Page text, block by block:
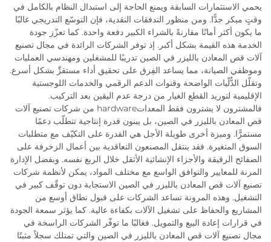
يحمي الاستثمارات السابقة ويمنع الحاجة إلى استبدال النظام بالكامل في
وقتٍ مبكر جدًّا. ومن منظور التدفقات النقدية، فإن التوسّع التدريجي غالبًا
ما يكون أكثر أمانًا مقارنةً بالشراء الكبير دفعة واحدة. كما تعزّز جودة
الخدمة هذه القيمة بشكل أكبر. إذ توفر الشركات الرائدة في مجال تصنيع
آلات قص المعادن بالليزر في الصين تدريبًا للمشغلين ومهندسي العمليات
وموظفي الصيانة، مما يساعد الفِرق على تحقيق أداء مستقرٍّ بشكل أسرع.
وتقلّل الدُّلّيات الواضحة وقنوات الدعم الرقمي والخدمات اللوجستية
الإقليمية لتوريد القطع الغيار من درجة عدم اليقين بعد التركيب.
فالمشترون لا يشترون فقط المعداتhardware من شركات تصنيع آلات
قص المعادن بالليزر في الصين، بل يبنون قدرة إنتاجية تتطلّب دعمًا
مستمرًّا. وميزة أخرى طويلة الأجل هي القدرة على التكيّف مع متطلبات
السوق المتغيرة. فقد ينتقل المصنعون التعاقدية بين أعمال الزخرفة على
الصفائح الرقيقة والأجزاء الإنشائية الأثقل خلال الربع نفسه. وبفضل الإدارة
المرنة للمعايير والتوافق الواسع مع مختلف المواد، يمكن لأنظمة شركات
تصنيع آلات قص المعادن بالليزر في الصين الاستجابة دون توقّف كبير في
التشغيل. وهذه المرونة تساعد الشركات على قبول نطاق أوسع من
المشاريع والحفاظ على تشغيل الآلات بكفاءة عالية. كما يؤثر سمعة الجودة
في قرارات إعادة البيع والتمويل. فغالبًا ما توفّر الشركات الراسخة في
مجال تصنيع آلات قص المعادن بالليزر في الصين والتي تمتلك سجلاً مثبتًا